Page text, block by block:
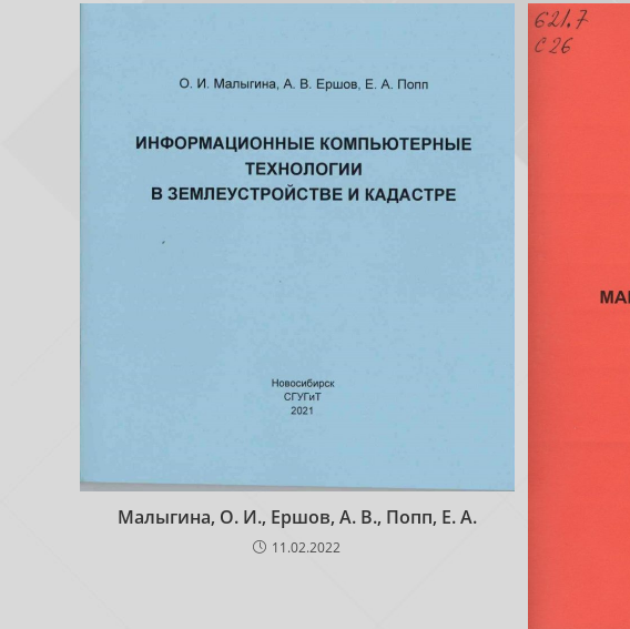
Малыгина, О. И., Ершов, А. В., Попп, Е. А.
11.02.2022